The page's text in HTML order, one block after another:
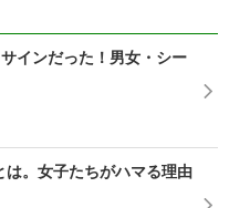
インだった！男女・シー
。女子たちがハマる理由